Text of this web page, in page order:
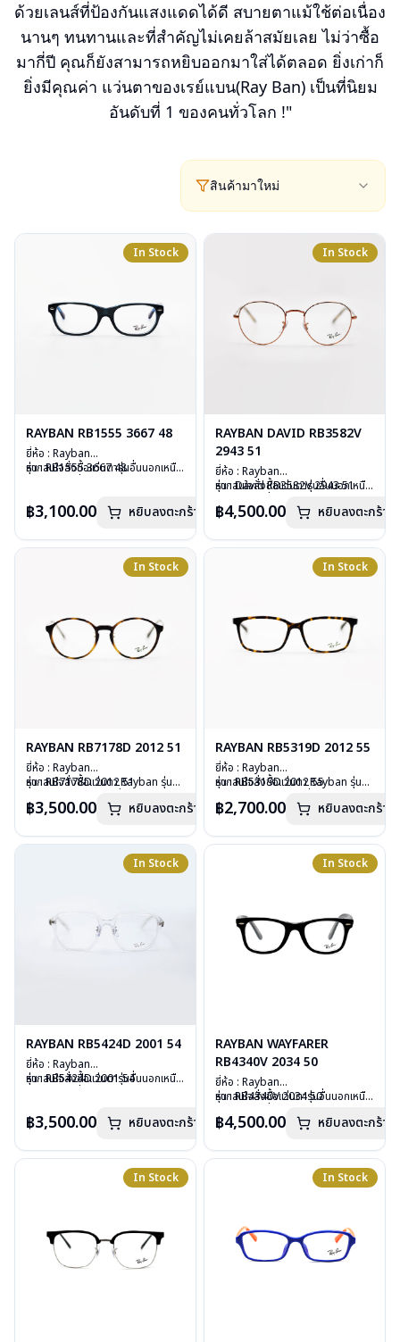
ด้วยเลนส์ที่ป้องกันแสงแดดได้ดี สบายตาแม้ใช้ต่อเนื่อง
นานๆ ทนทานและที่สำคัญไม่เคยล้าสมัยเลย ไม่ว่าซื้อ
มากี่ปี คุณก็ยังสามารถหยิบออกมาใส่ได้ตลอด ยิ่งเก่าก็
ยิ่งมีคุณค่า แว่นตาของเรย์แบน(Ray Ban) เป็นที่นิยม
อันดับที่ 1 ของคนทั่วโลก !"
สินค้ามาใหม่
In Stock
RAYBAN RB1555 3667 48
ยี่ห้อ : Rayban
รุ่น : RB1555 3667 48
บานพับ : ไม่มีสปริง
อุปกรณ์ : กล่องแว่น, ผ้าเช็ดแว่น, คู่มือ
การรับประกัน : 2 ปี (ประกันศูนย์
หากสนใจสั่งชื้อแว่นตารุ่นอื่นนอกเหนือ
฿3,100.00 หยิบลงตะกร้า
In Stock
RAYBAN DAVID RB3582V
2943 51
ยี่ห้อ : Rayban
รุ่น : David RB3582V 2943 51
เลนส์ : Demo Lens
น้ำหนัก : 18 กรัม
อุปกรณ์ : กล่องแว่น, ผ้าเช็ดแว่น, คู่มือ
การรับประกัน : 2 ปี (ประกันศูนย์
หากสนใจสั่งชื้อแว่นตารุ่นอื่นนอกเหนือ
คลิก
฿4,500.00 หยิบลงตะกร้า
In Stock
RAYBAN RB7178D 2012 51
ยี่ห้อ : Rayban
รุ่น : RB7178D 2012 51
เลนส์ : Demo lens
น้ำหนัก : 19 กรัม
อุปกรณ์ : กล่องแว่น, ผ้าเช็ดแว่น, คู่มือ
การรับประกัน : 2 ปี (ประกันศูนย์
หากสนใจสั่งชื้อแว่นตา Rayban รุ่นอื่น
ติดต่อเราคลิก
฿3,500.00 หยิบลงตะกร้า
In Stock
RAYBAN RB5319D 2012 55
ยี่ห้อ : Rayban
รุ่น : RB5319D 2012 55
เลนส์ : Demo lens
น้ำหนัก : 24 กรัม
อุปกรณ์ : กล่องแว่น, ผ้าเช็ดแว่น, คู่มือ
การรับประกัน : 2 ปี (ประกันศูนย์
หากสนใจสั่งชื้อแว่นตา Rayban รุ่นอื่น
ติดต่อเราคลิก
฿2,700.00 หยิบลงตะกร้า
In Stock
RAYBAN RB5424D 2001 54
ยี่ห้อ : Rayban
รุ่น : RB5424D 2001 54
บานพับ : ไม่มีสปริง
อุปกรณ์ : กล่องแว่น, ผ้าเช็ดแว่น, คู่มือ
การรับประกัน : 2 ปี (ประกันศูนย์
หากสนใจสั่งชื้อแว่นตารุ่นอื่นนอกเหนือ
฿3,500.00 หยิบลงตะกร้า
In Stock
RAYBAN WAYFARER
RB4340V 2034 50
ยี่ห้อ : Rayban
รุ่น : RB4340V 2034 50
เลนส์ : Demo Lens
น้ำหนัก : 36 กรัม
อุปกรณ์ : กล่องแว่น, ผ้าเช็ดแว่น, คู่มือ
การรับประกัน : 2 ปี (ประกันศูนย์
หากสนใจสั่งชื้อแว่นตารุ่นอื่นนอกเหนือ
คลิก
฿4,500.00 หยิบลงตะกร้า
In Stock In Stock